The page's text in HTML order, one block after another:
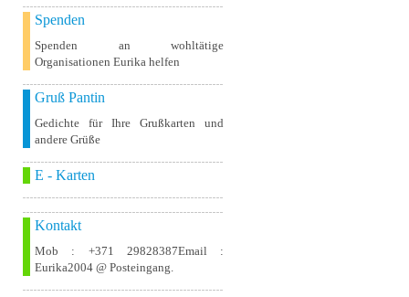
Spenden
Spenden an wohltätige
Organisationen Eurika helfen
Gruß Pantin
Gedichte für Ihre Grußkarten und
andere Grüße
E - Karten
Kontakt
Mob : +371 29828387Email :
Eurika2004 @ Posteingang.